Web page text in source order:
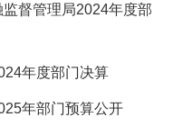
督管理局2024年度部
年度部门决算
年部门预算公开